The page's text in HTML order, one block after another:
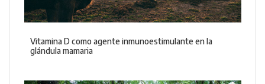
Vitamina D como agente inmunoestimulante en la
glándula mamaria